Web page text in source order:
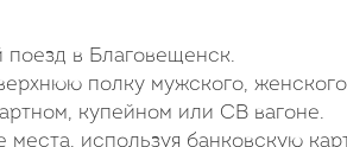
поезд в Благовещенск.
полку мужского,
купейном или СВ вагоне.
используя банковскую